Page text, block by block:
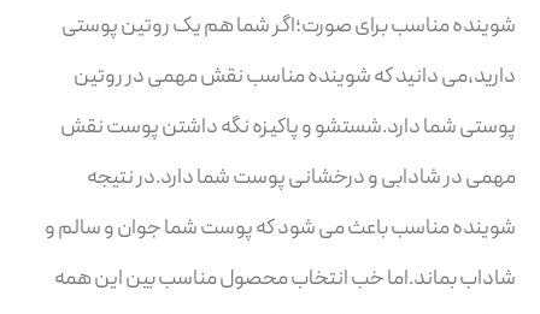
شوینده مناسب برای صورت؛اگر شما هم یک روتین پوستی
دارید،می دانید که شوینده مناسب نقش مهمی در روتین
پوستی شما دارد.شستشو و پاکیزه نگه داشتن پوست نقش
مهمی در شادابی و درخشانی پوست شما دارد.در نتیجه
شوینده مناسب باعث می شود که پوست شما جوان و سالم و
شاداب بماند.اما خب انتخاب محصول مناسب بین این همه